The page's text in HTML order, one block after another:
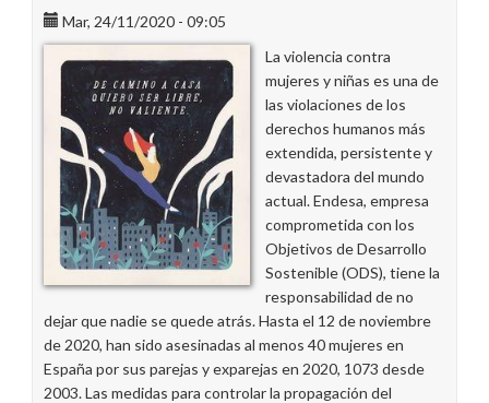
Mar, 24/11/2020 - 09:05
La violencia contra
mujeres y niñas es una de
las violaciones de los
derechos humanos más
extendida, persistente y
devastadora del mundo
actual. Endesa, empresa
comprometida con los
Objetivos de Desarrollo
Sostenible (ODS), tiene la
responsabilidad de no
dejar que nadie se quede atrás. Hasta el 12 de noviembre
de 2020, han sido asesinadas al menos 40 mujeres en
España por sus parejas y exparejas en 2020, 1073 desde
2003. Las medidas para controlar la propagación del